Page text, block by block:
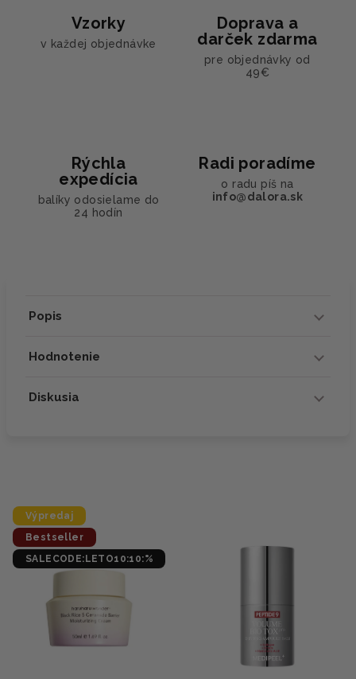
Vzorky
v každej objednávke
Doprava a
darček zdarma
pre objednávky od
49€
Rýchla
expedícia
balíky odosielame do
24 hodín
Radi poradíme
o radu píš na
info@dalora.sk
Popis
Hodnotenie
Diskusia
Výpredaj
Bestseller
SALECODE:LETO10:10:%